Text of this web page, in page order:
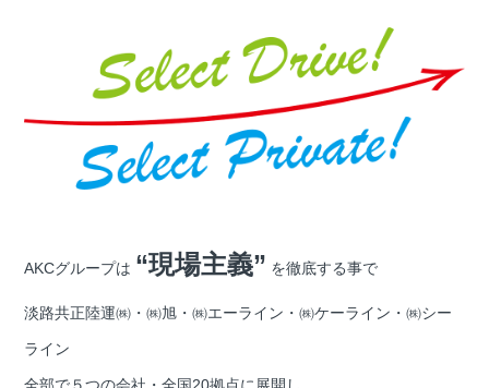
AKCグループは “現場主義” を徹底する事で
淡路共正陸運㈱・㈱旭・㈱エーライン・㈱ケーライン・㈱シー
ライン